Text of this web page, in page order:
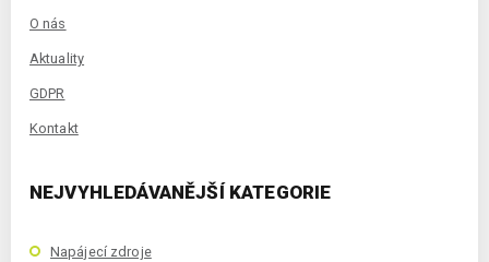
O nás
Aktuality
GDPR
Kontakt
NEJVYHLEDÁVANĚJŠÍ KATEGORIE
Napájecí zdroje